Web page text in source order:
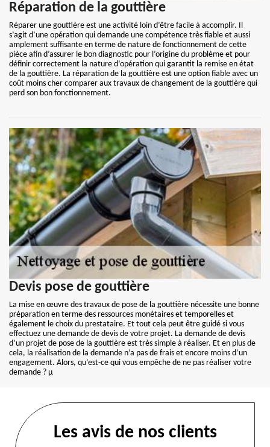
Réparation de la gouttière
Réparer une gouttière est une activité loin d’être facile à accomplir. Il
s’agit d’une opération qui demande une compétence très fiable et aussi
amplement suffisante en terme de nature de fonctionnement de cette
pièce afin d’assurer le bon diagnostic pour l’origine du problème et pour
définir correctement la nature d’opération qui garantit la remise en état
de la gouttière. La réparation de la gouttière est une option fiable avec un
coût moins cher comparer aux travaux de changement de la gouttière qui
perd son bon fonctionnement.
Devis pose de gouttière
La mise en œuvre des travaux de pose de la gouttière nécessite une bonne
préparation en terme des ressources monétaires et temporelles et
également le choix du prestataire. Et tout cela peut être guidé si vous
effectuez une demande de devis de votre projet. La demande de devis
d’un projet de pose de la gouttière est très simple à réaliser. Et en plus de
cela, la réalisation de la demande n’a pas de frais et encore moins d’un
engagement. Alors, qu’est-ce qui vous empêche de ne pas réaliser votre
demande ? µ
Les avis de nos clients